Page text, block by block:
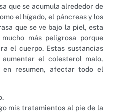
que se acumula alrededor de
el hígado, el páncreas y los
que se ve bajo la piel, esta
más peligrosa porque
el cuerpo. Estas sustancias
aumentar el colesterol malo,
resumen, afectar todo el
mis tratamientos al pie de la